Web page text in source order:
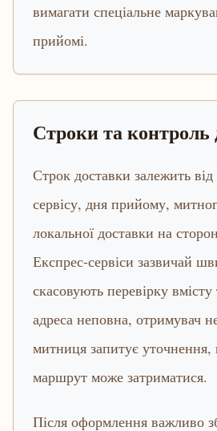
вимагати спеціальне
прийомі.
Строки та контроль
Строк доставки залежить
сервісу, дня прийому,
локальної доставки на
Експрес-сервіси зазвичай
скасовують перевірку
адреса неповна, отримувач
митниця запитує
маршрут може затриматися.
Після оформлення важливо